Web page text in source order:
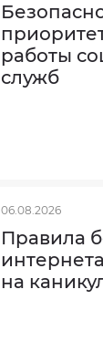
работы
служб
06.08.2026
Правила
на